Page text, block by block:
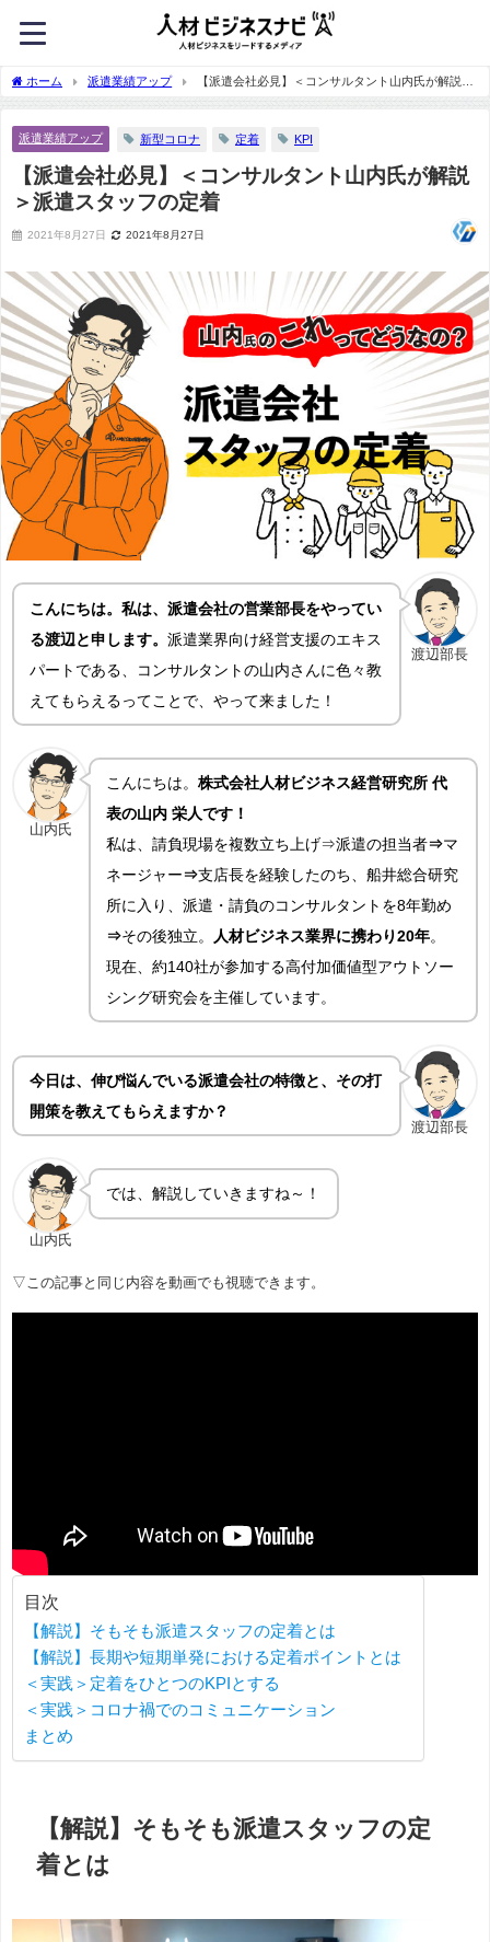
ホーム 派遣業績アップ
【派遣会社必見】＜コンサルタント山内氏が解説＞
派遣スタッフの定着
派遣業績アップ 新型コロナ 定着 KPI
【派遣会社必見】＜コンサルタント山内氏が解説
＞派遣スタッフの定着
2021年8月27日 2021年8月27日
渡辺部長
こんにちは。私は、派遣会社の営業部長をやってい
る渡辺と申します。派遣業界向け経営支援のエキス
パートである、コンサルタントの山内さんに色々教
えてもらえるってことで、やって来ました！
山内氏
こんにちは。株式会社人材ビジネス経営研究所 代
表の山内 栄人です！
私は、請負現場を複数立ち上げ⇒派遣の担当者⇒マ
ネージャー⇒支店長を経験したのち、船井総合研究
所に入り、派遣・請負のコンサルタントを8年勤め
⇒その後独立。 人材ビジネス業界に携わり20年。
現在、約140社が参加する高付加価値型アウトソー
シング研究会を主催しています。
渡辺部長
今日は、伸び悩んでいる派遣会社の特徴と、その打
開策を教えてもらえますか？
山内氏
では、解説していきますね～！
▽この記事と同じ内容を動画でも視聴できます。
目次
【解説】そもそも派遣スタッフの定着とは
【解説】長期や短期単発における定着ポイントとは
＜実践＞定着をひとつのKPIとする
＜実践＞コロナ禍でのコミュニケーション
まとめ
【解説】そもそも派遣スタッフの定
着とは